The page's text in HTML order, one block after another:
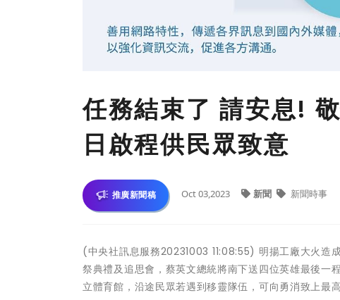
任務結束了 請安息!
日啟程供民眾致意
推廣新聞稿 Oct 03,2023 新聞 新聞時事
(中央社訊息服務20231003 11:08:55) 明揚工廠大火造
祭典禮及追思會，蔡英文總統將南下送四位英雄最後一
立體育館，沿途民眾若遇到移靈隊伍，可向勇消致上最高